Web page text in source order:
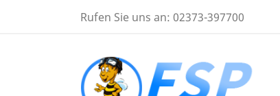
Rufen Sie uns an: 02373-397700